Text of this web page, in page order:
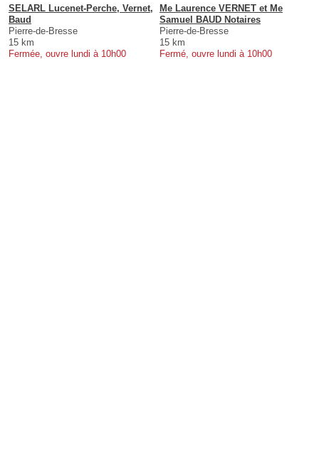
SELARL Lucenet-Perche, Vernet,
Baud
Pierre-de-Bresse
15 km
Fermée, ouvre lundi à 10h00
Me Laurence VERNET et Me
Samuel BAUD Notaires
Pierre-de-Bresse
15 km
Fermé, ouvre lundi à 10h00